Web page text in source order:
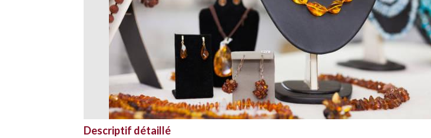
Descriptif détaillé